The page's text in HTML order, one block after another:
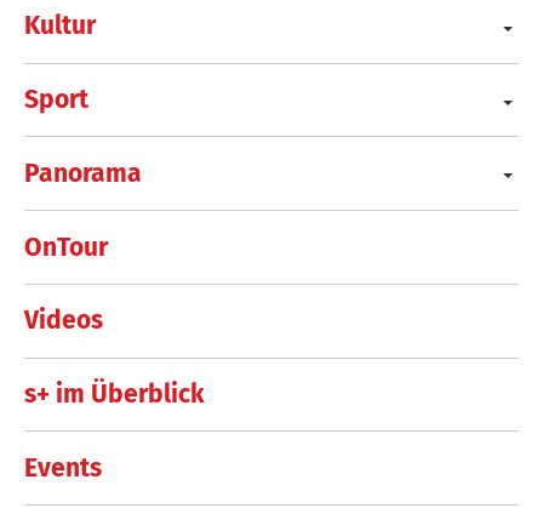
Kultur
Sport
Panorama
OnTour
Videos
s+ im Überblick
Events